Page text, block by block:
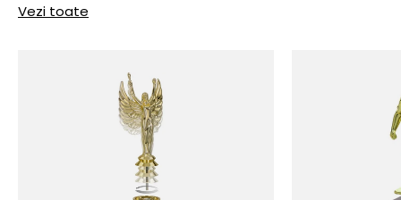
Vezi toate